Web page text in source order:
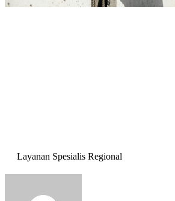
Layanan Spesialis Regional